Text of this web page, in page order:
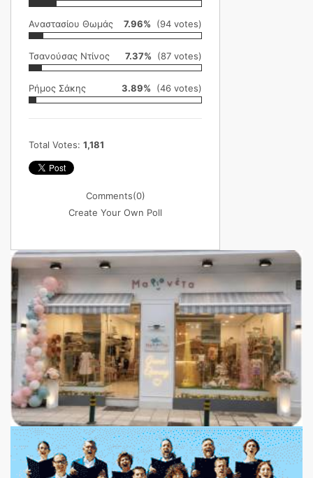
Αναστασίου Θωμάς 7.96% (94 votes)
Τσανούσας Ντίνος 7.37% (87 votes)
Ρήμος Σάκης 3.89% (46 votes)
Total Votes: 1,181
Comments(0)
Create Your Own Poll